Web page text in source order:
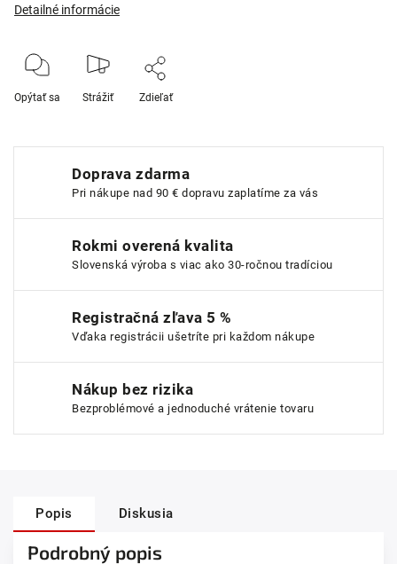
Detailné informácie
Opýtať sa Strážiť Zdieľať
Doprava zdarma
Pri nákupe nad 90 € dopravu zaplatíme za vás
Rokmi overená kvalita
Slovenská výroba s viac ako 30-ročnou tradíciou
Registračná zľava 5 %
Vďaka registrácii ušetríte pri každom nákupe
Nákup bez rizika
Bezproblémové a jednoduché vrátenie tovaru
Popis Diskusia
Podrobný popis